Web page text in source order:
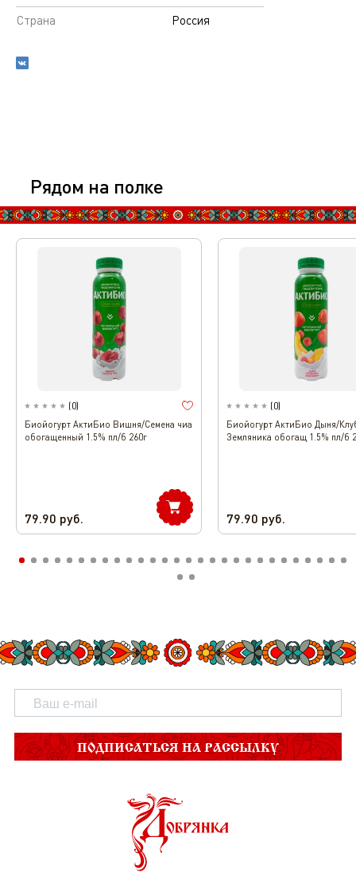
Страна Россия
Рядом на полке
(0)
Биойогурт АктиБио Вишня/Семена чиа
обогащенный 1.5% пл/б 260г
79.90 руб.
(0)
Биойогурт АктиБио Дыня/
Земляника обогащ 1.5% пл/б
79.90 руб.
ПОДПИСАТЬСЯ НА РАССЫЛКУ